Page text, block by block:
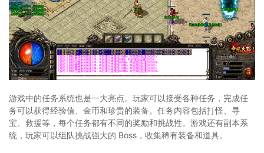
游戏中的任务系统也是一大亮点。玩家可以接受各种任务，完成任
务可以获得经验值、金币和珍贵的装备。任务内容包括打怪、寻
宝、救援等，每个任务都有不同的奖励和挑战性。游戏还有副本系
统，玩家可以组队挑战强大的 Boss，收集稀有装备和道具。